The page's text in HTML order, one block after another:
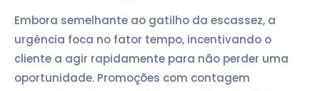
Embora semelhante ao gatilho da escassez, a
urgência foca no fator tempo, incentivando o
cliente a agir rapidamente para não perder uma
oportunidade. Promoções com contagem